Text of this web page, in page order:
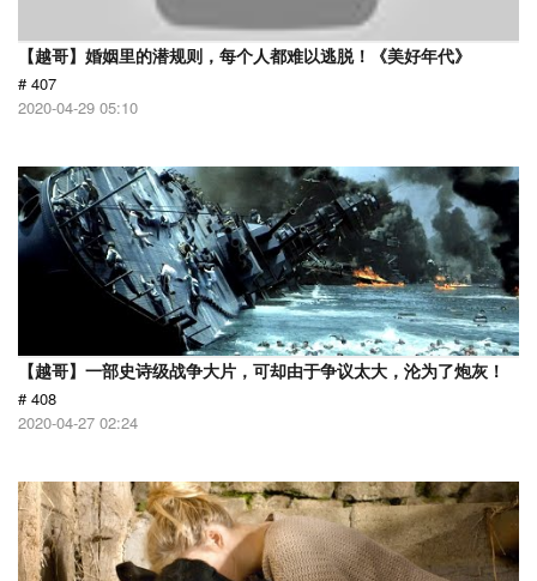
【越哥】婚姻里的潜规则，每个人都难以逃脱！《美好年代》
# 407
2020-04-29 05:10
【越哥】一部史诗级战争大片，可却由于争议太大，沦为了炮灰！
# 408
2020-04-27 02:24